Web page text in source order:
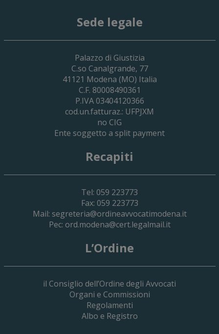
29 Giugno 2026
Cassa Forense – Elezioni Dei Delegati
2030
Sede legale
Palazzo di Giustizia
C.so Canalgrande, 77
41121 Modena (MO) Italia
C.F. 80008490361
P.IVA 03404120366
cod.un.fatturaz.: UFPJXM
no CIG
Ente soggetto a split payment
Recapiti
Tel: 059 223773
Fax: 059 223773
Mail: segreteria@ordineavvocatimodena.it
Pec: ord.modena@cert.legalmail.it
L’Ordine
il Consiglio dell’Ordine degli Avvocati
Organi e Commissioni
Regolamenti
Albo e Registro